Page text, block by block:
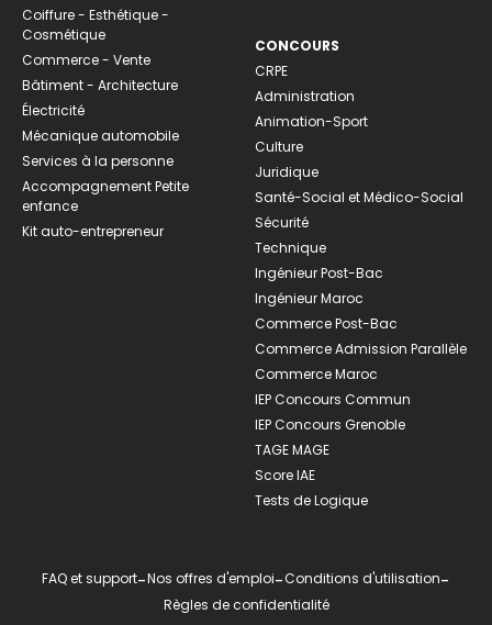
Coiffure - Esthétique -
Cosmétique
Commerce - Vente
Bâtiment - Architecture
Électricité
Mécanique automobile
Services à la personne
Accompagnement Petite
enfance
Kit auto-entrepreneur
CONCOURS
CRPE
Administration
Animation-Sport
Culture
Juridique
Santé-Social et Médico-Social
Sécurité
Technique
Ingénieur Post-Bac
Ingénieur Maroc
Commerce Post-Bac
Commerce Admission Parallèle
Commerce Maroc
IEP Concours Commun
IEP Concours Grenoble
TAGE MAGE
Score IAE
Tests de Logique
FAQ et support-Nos offres d'emploi-Conditions d'utilisation-
Règles de confidentialité